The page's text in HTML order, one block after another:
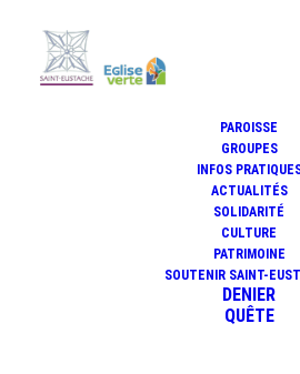
PAROISSE
GROUPES
INFOS
ACTUALITÉS
SOLIDARITÉ
CULTURE
PATRIMOINE
SOUTENIR SAINT-
DENIER
QUÊTE
Méditation
mercredi 1er
24 octobre 2023